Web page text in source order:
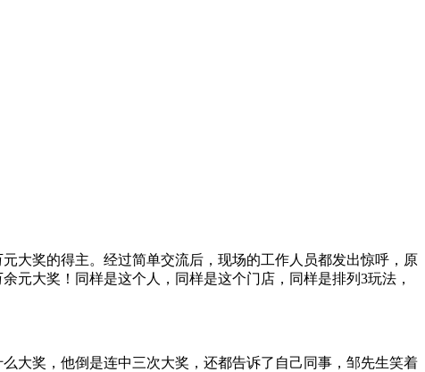
大奖的得主。经过简单交流后，现场的工作人员都发出惊呼，原
元大奖！同样是这个人，同样是这个门店，同样是排列3玩法，
大奖，他倒是连中三次大奖，还都告诉了自己同事，邹先生笑着